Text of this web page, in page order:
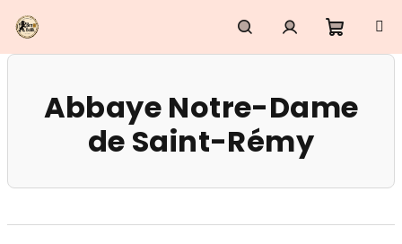
na
obsah
HledatPřihlášení
košík
Abbaye Notre-Dame
de Saint-Rémy